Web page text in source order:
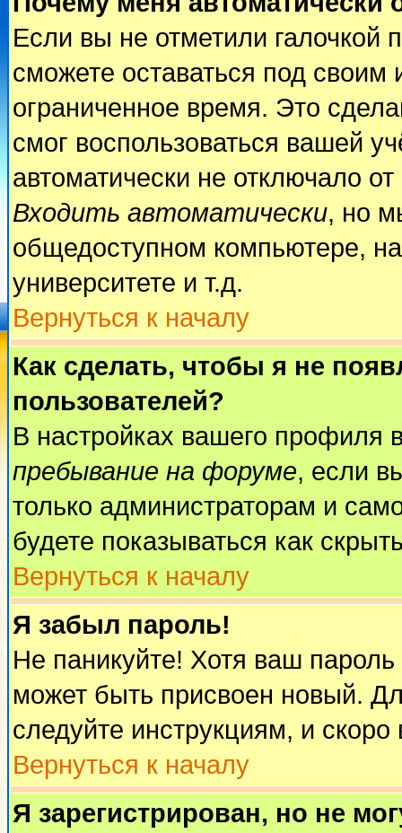
Если вы не отметили галочкой
сможете оставаться под
ограниченное время. Это
смог воспользоваться вашей
автоматически не отключало
Входить автоматически, но
общедоступном компьютере,
университете и т.д.
Вернуться к началу
Как сделать, чтобы я не
пользователей?
В настройках вашего профиля
пребывание на форуме, если
только администраторам и
будете показываться как
Вернуться к началу
Я забыл пароль!
Не паникуйте! Хотя ваш
может быть присвоен новый.
следуйте инструкциям, и
Вернуться к началу
Я зарегистрирован, но не